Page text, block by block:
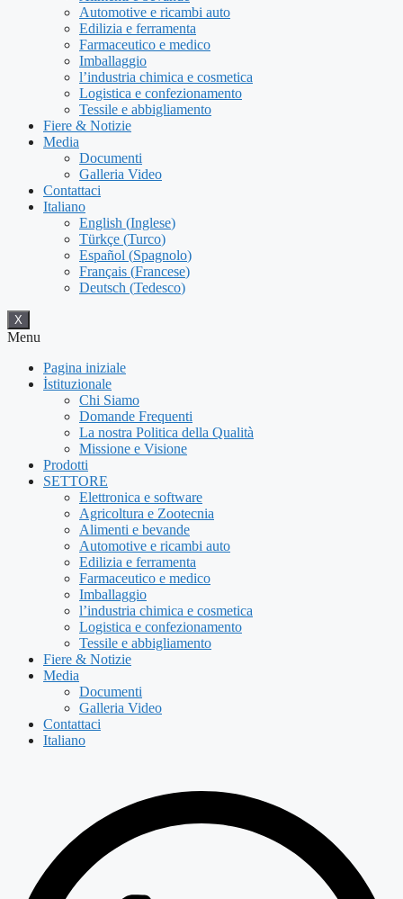
Automotive e ricambi auto
Edilizia e ferramenta
Farmaceutico e medico
Imballaggio
l’industria chimica e cosmetica
Logistica e confezionamento
Tessile e abbigliamento
Fiere & Notizie
Media
Documenti
Galleria Video
Contattaci
Italiano
English (Inglese)
Türkçe (Turco)
Español (Spagnolo)
Français (Francese)
Deutsch (Tedesco)
X
Menu
Pagina iniziale
İstituzionale
Chi Siamo
Domande Frequenti
La nostra Politica della Qualità
Missione e Visione
Prodotti
SETTORE
Elettronica e software
Agricoltura e Zootecnia
Alimenti e bevande
Automotive e ricambi auto
Edilizia e ferramenta
Farmaceutico e medico
Imballaggio
l’industria chimica e cosmetica
Logistica e confezionamento
Tessile e abbigliamento
Fiere & Notizie
Media
Documenti
Galleria Video
Contattaci
Italiano